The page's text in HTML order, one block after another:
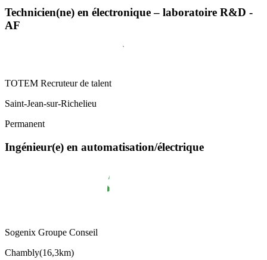
Technicien(ne) en électronique – laboratoire R&D -
AF
TOTEM Recruteur de talent
Saint-Jean-sur-Richelieu
Permanent
Ingénieur(e) en automatisation/électrique
Sogenix Groupe Conseil
Chambly(16,3km)